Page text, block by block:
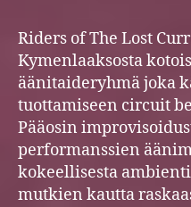
Riders of The Lost
Kymenlaaksosta
äänitaideryhmä joka
tuottamiseen circuit
Pääosin
performanssien
kokeellisesta
mutkien kautta